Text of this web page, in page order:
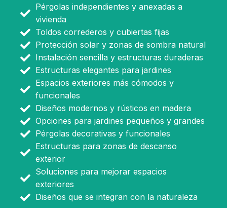
Pérgolas independientes y anexadas a
vivienda
Toldos correderos y cubiertas fijas
Protección solar y zonas de sombra natural
Instalación sencilla y estructuras duraderas
Estructuras elegantes para jardines
Espacios exteriores más cómodos y
funcionales
Diseños modernos y rústicos en madera
Opciones para jardines pequeños y grandes
Pérgolas decorativas y funcionales
Estructuras para zonas de descanso
exterior
Soluciones para mejorar espacios
exteriores
Diseños que se integran con la naturaleza